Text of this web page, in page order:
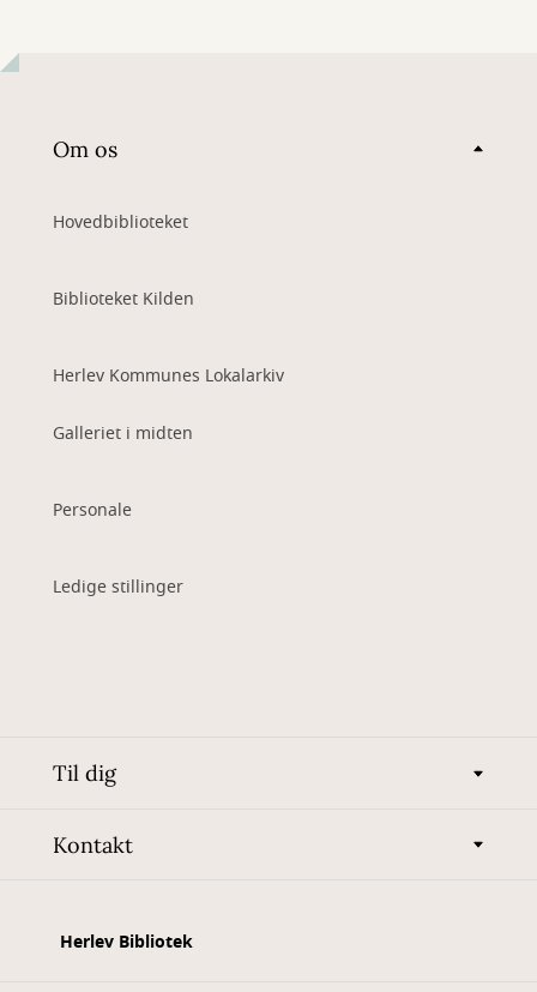
Om os
Hovedbiblioteket
Biblioteket Kilden
Herlev Kommunes Lokalarkiv
Galleriet i midten
Personale
Ledige stillinger
Til dig
Kontakt
Herlev Bibliotek